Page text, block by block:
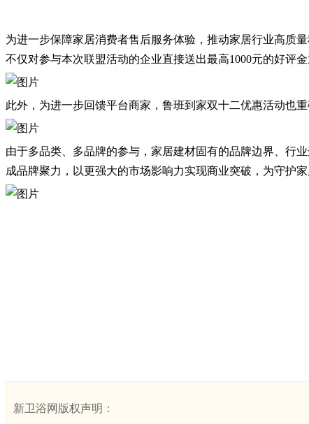
为进一步保障家居消费者售后服务体验，推动家居行业高质
不仅对参与本次联盟活动的企业直接送出最高1000元的好评
此外，为进一步回馈平台商家，鲁班到家双十二优惠活动也
由于多品类、多品牌的参与，家居建材固有的品牌边界、行
成品牌聚力，以更强大的市场影响力实现商业突破，为守护
新卫浴网版权声明：